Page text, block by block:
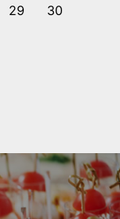
29
30